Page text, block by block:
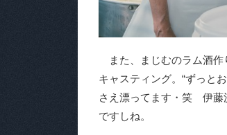
また、まじむのラム酒作
キャスティング。“ずっと
さえ漂ってます・笑 伊藤
ですしね。